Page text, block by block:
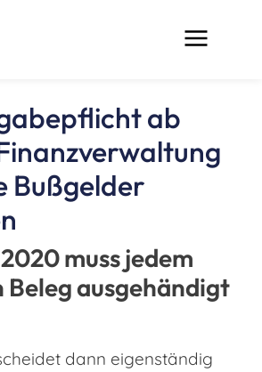
ab
Bußgelder
muss jedem
Beleg ausgehändigt
dann eigenständig